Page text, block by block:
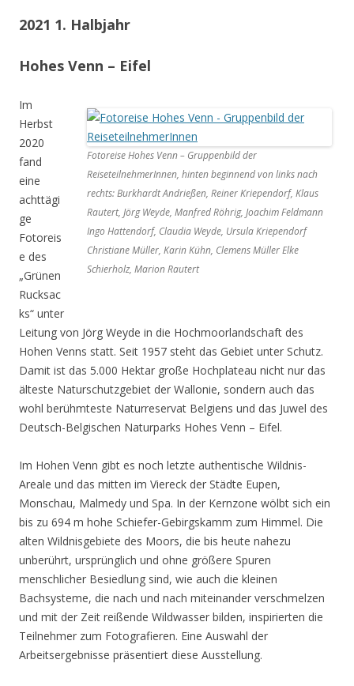
2021 1. Halbjahr
Hohes Venn – Eifel
Fotoreise Hohes Venn – Gruppenbild der
ReiseteilnehmerInnen, hinten beginnend von links nach
rechts: Burkhardt Andrießen, Reiner Kriependorf, Klaus
Rautert, Jörg Weyde, Manfred Röhrig, Joachim Feldmann
Ingo Hattendorf, Claudia Weyde, Ursula Kriependorf
Christiane Müller, Karin Kühn, Clemens Müller Elke
Schierholz, Marion Rautert
Im
Herbst
2020
fand
eine
achttägi
ge
Fotoreis
e des
„Grünen
Rucksac
ks“ unter
Leitung von Jörg Weyde in die Hochmoorlandschaft des
Hohen Venns statt. Seit 1957 steht das Gebiet unter Schutz.
Damit ist das 5.000 Hektar große Hochplateau nicht nur das
älteste Naturschutzgebiet der Wallonie, sondern auch das
wohl berühmteste Naturreservat Belgiens und das Juwel des
Deutsch-Belgischen Naturparks Hohes Venn – Eifel.
Im Hohen Venn gibt es noch letzte authentische Wildnis-
Areale und das mitten im Viereck der Städte Eupen,
Monschau, Malmedy und Spa. In der Kernzone wölbt sich ein
bis zu 694 m hohe Schiefer-Gebirgskamm zum Himmel. Die
alten Wildnisgebiete des Moors, die bis heute nahezu
unberührt, ursprünglich und ohne größere Spuren
menschlicher Besiedlung sind, wie auch die kleinen
Bachsysteme, die nach und nach miteinander verschmelzen
und mit der Zeit reißende Wildwasser bilden, inspirierten die
Teilnehmer zum Fotografieren. Eine Auswahl der
Arbeitsergebnisse präsentiert diese Ausstellung.